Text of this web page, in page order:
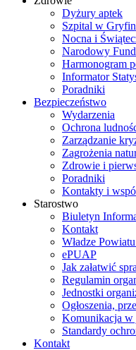
Dyżury aptek
Szpital w
Nocna i
Narodowy
Harmonogram
Informator
Poradniki
Bezpieczeństwo
Wydarzenia
Ochrona
Zarządzanie
Zagrożenia
Zdrowie i
Poradniki
Kontakty i
Starostwo
Biuletyn
Kontakt
Władze
ePUAP
Jak załatwić
Regulamin
Jednostki
Ogłoszenia,
Komunikacja
Standardy
Kontakt